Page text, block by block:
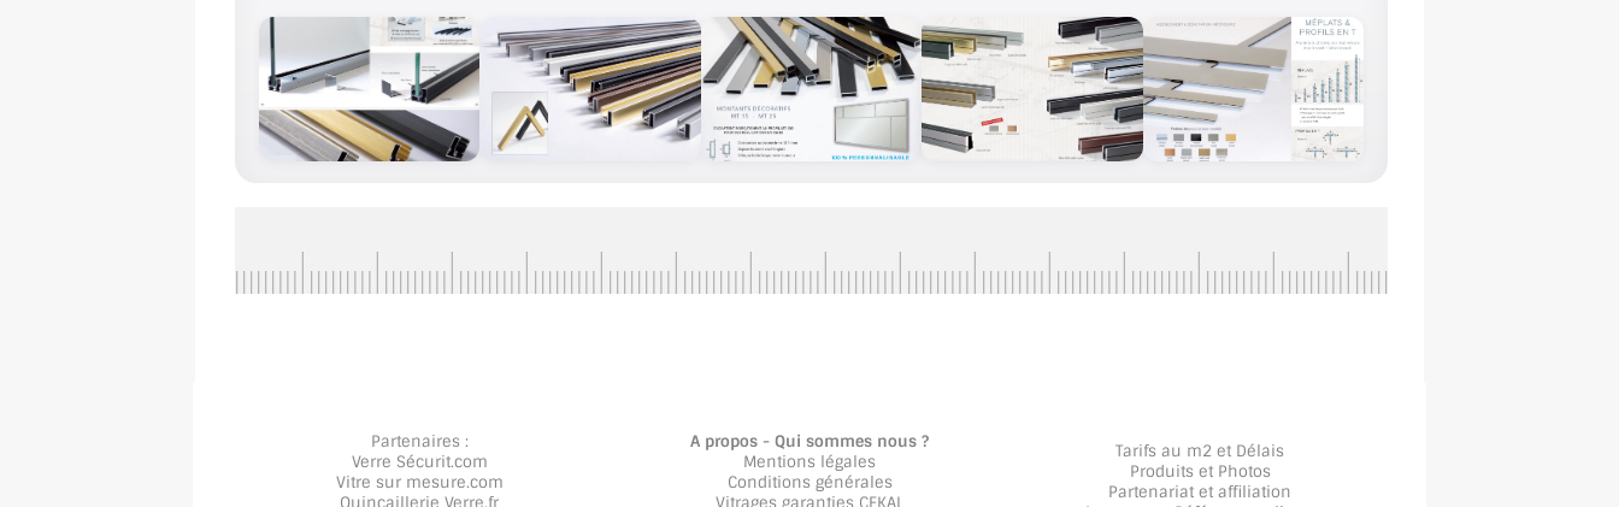
Partenaires :
Verre Sécurit.com
Vitre sur mesure.com
Quincaillerie Verre.fr
A propos - Qui sommes nous ?
Mentions légales
Conditions générales
Vitrages garanties CEKAL
Tarifs au m2 et Délais
Produits et Photos
Partenariat et affiliation